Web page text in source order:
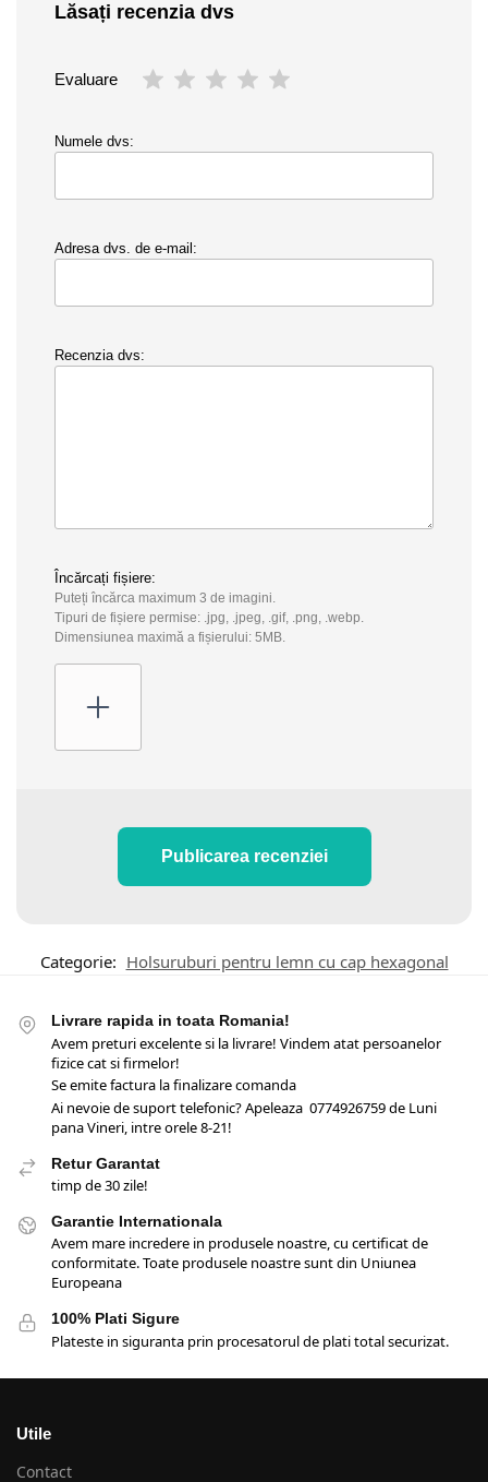
Lăsați recenzia dvs
Evaluare
Numele dvs:
Adresa dvs. de e-mail:
Recenzia dvs:
Încărcați fișiere:
Puteți încărca maximum 3 de imagini.
Tipuri de fișiere permise: .jpg, .jpeg, .gif, .png, .webp.
Dimensiunea maximă a fișierului: 5MB.
Publicarea recenziei
Categorie: Holsuruburi pentru lemn cu cap hexagonal
Livrare rapida in toata Romania!
Avem preturi excelente si la livrare! Vindem atat persoanelor
fizice cat si firmelor!
Se emite factura la finalizare comanda
Ai nevoie de suport telefonic? Apeleaza 0774926759 de Luni
pana Vineri, intre orele 8-21!
Retur Garantat
timp de 30 zile!
Garantie Internationala
Avem mare incredere in produsele noastre, cu certificat de
conformitate. Toate produsele noastre sunt din Uniunea
Europeana
100% Plati Sigure
Plateste in siguranta prin procesatorul de plati total securizat.
Utile
Contact